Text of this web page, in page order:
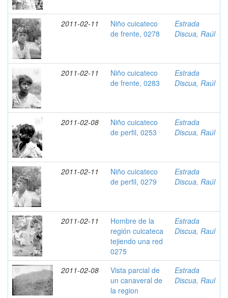
2011-02-11
Niño cuicateco
de frente, 0278
Estrada
Discua, Raúl
2011-02-11
Niño cuicateco
de frente, 0283
Estrada
Discua, Raúl
2011-02-08
Niño cuicateco
de perfil, 0253
Estrada
Discua, Raúl
2011-02-11
Niño cuicateco
de perfil, 0279
Estrada
Discua, Raúl
2011-02-11
Hombre de la
región cuicateca
tejiendo una red
0275
Estrada
Discua, Raul
2011-02-08
Vista parcial de
un canaveral de
la region
Estrada
Discua, Raul